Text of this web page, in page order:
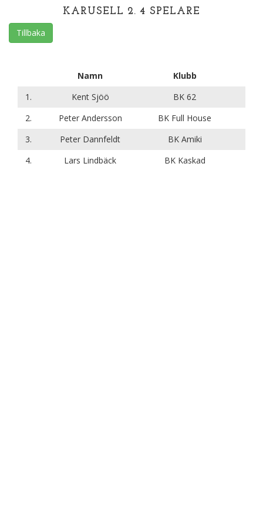
KARUSELL 2. 4 SPELARE
Tillbaka
Namn
Klubb
1.
Kent Sjöö
BK 62
2.
Peter Andersson
BK Full House
3.
Peter Dannfeldt
BK Amiki
4.
Lars Lindbäck BK Kaskad